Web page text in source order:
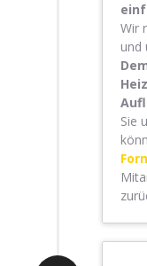
Wir
und
Sie